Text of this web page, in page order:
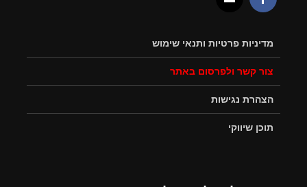
מדיניות פרטיות ותנאי שימוש
צור קשר ולפרסום באתר
הצהרת נגישות
תוכן שיווקי